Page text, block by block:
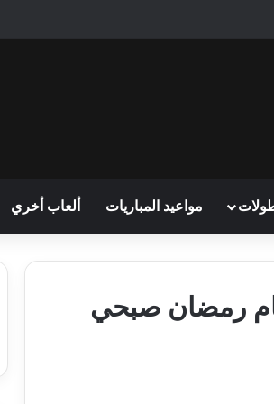
مواعيد المباريات ألعاب أخري
رمضان صبحي